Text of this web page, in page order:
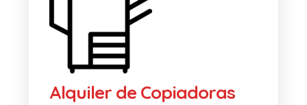
Alquiler de Copiadoras